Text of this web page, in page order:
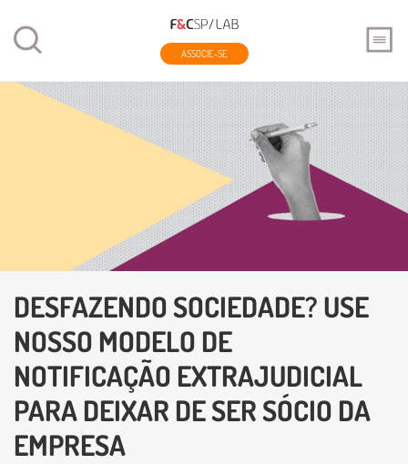
ASSOCIE-SE
DESFAZENDO SOCIEDADE? USE
NOSSO MODELO DE
NOTIFICAÇÃO EXTRAJUDICIAL
PARA DEIXAR DE SER SÓCIO DA
EMPRESA